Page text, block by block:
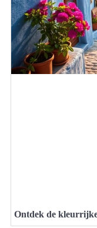
Ontdek de